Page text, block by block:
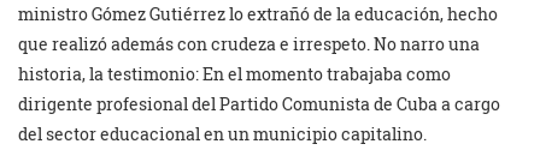
ministro Gómez Gutiérrez lo extrañó de la educación, hecho
que realizó además con crudeza e irrespeto. No narro una
historia, la testimonio: En el momento trabajaba como
dirigente profesional del Partido Comunista de Cuba a cargo
del sector educacional en un municipio capitalino.